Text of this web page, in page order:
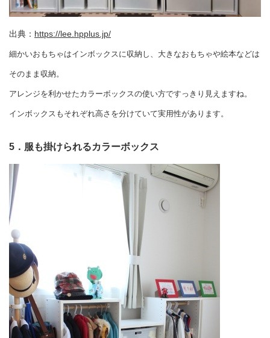
出典： https://lee.hpplus.jp/
細かいおもちゃはインボックスに収納し、大きなおもちゃや絵本などは
そのまま収納。
アレンジを利かせたカラーボックスの使い方ですっきり見えますね。
インボックスもそれぞれ高さを分けていて実用性があります。
5．服も掛けられるカラーボックス